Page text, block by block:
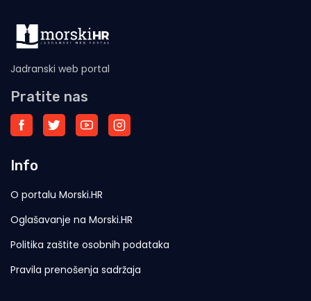
Jadranski web portal
Pratite nas
Info
O portalu Morski.HR
Oglašavanje na Morski.HR
Politika zaštite osobnih podataka
Pravila prenošenja sadržaja